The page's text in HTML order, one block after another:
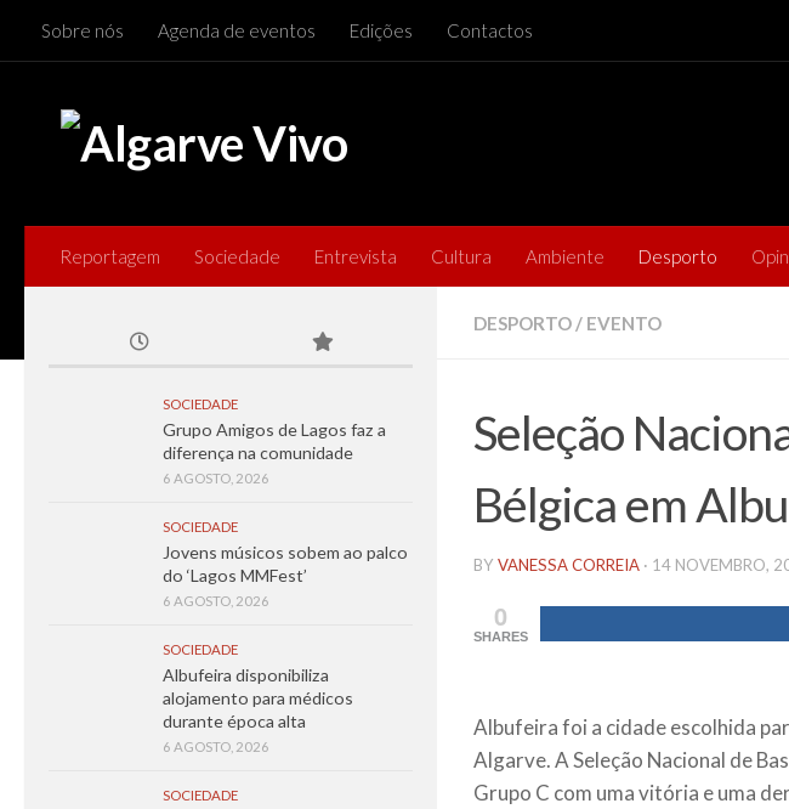
Skip to content
Sobre nós Agenda de eventos Edições Contactos
Reportagem Sociedade Entrevista Cultura Ambiente Desporto
DESPORTO / EVENTO
Seleção
Bélgica em
BY VANESSA CORREIA · 14 NOVEMBRO,
0
SHARES
Albufeira foi a cidade escolhida
Algarve. A Seleção Nacional de
Grupo C com uma vitória e uma
SOCIEDADE
Grupo Amigos de Lagos faz a
diferença na comunidade
6 AGOSTO, 2026
SOCIEDADE
Jovens músicos sobem ao palco
do ‘Lagos MMFest’
6 AGOSTO, 2026
SOCIEDADE
Albufeira disponibiliza
alojamento para médicos
durante época alta
6 AGOSTO, 2026
SOCIEDADE